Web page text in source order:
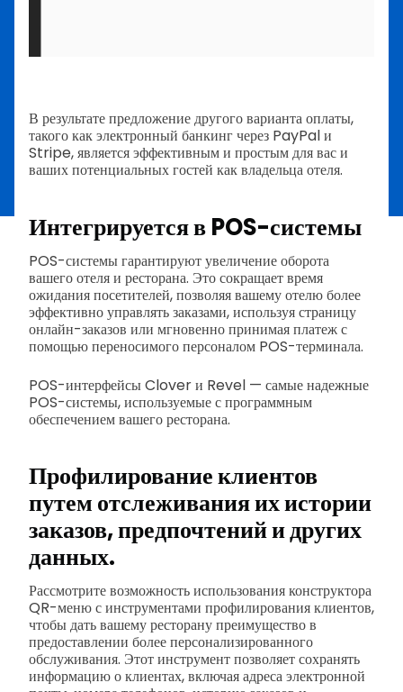
В результате предложение другого варианта оплаты,
такого как электронный банкинг через PayPal и
Stripe, является эффективным и простым для вас и
ваших потенциальных гостей как владельца отеля.
Интегрируется в POS-системы
POS-системы гарантируют увеличение оборота
вашего отеля и ресторана. Это сокращает время
ожидания посетителей, позволяя вашему отелю более
эффективно управлять заказами, используя страницу
онлайн-заказов или мгновенно принимая платеж с
помощью переносимого персоналом POS-терминала.
POS-интерфейсы Clover и Revel — самые надежные
POS-системы, используемые с программным
обеспечением вашего ресторана.
Профилирование клиентов
путем отслеживания их истории
заказов, предпочтений и других
данных.
Рассмотрите возможность использования конструктора
QR-меню с инструментами профилирования клиентов,
чтобы дать вашему ресторану преимущество в
предоставлении более персонализированного
обслуживания. Этот инструмент позволяет сохранять
информацию о клиентах, включая адреса электронной